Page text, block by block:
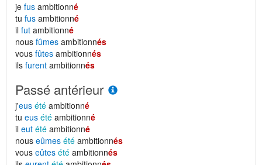
je fus ambitionné
tu fus ambitionné
il fut ambitionné
nous fûmes ambitionnés
vous fûtes ambitionnés
ils furent ambitionnés
Passé antérieur
j'eus été ambitionné
tu eus été ambitionné
il eut été ambitionné
nous eûmes été ambitionnés
vous eûtes été ambitionnés